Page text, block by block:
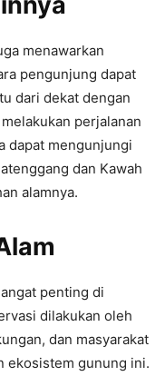
menawarkan
pengunjung dapat
dari dekat dengan
perjalanan
dapat mengunjungi
dan Kawah
alamnya.
penting di
dilakukan oleh
dan masyarakat
ekosistem gunung ini.